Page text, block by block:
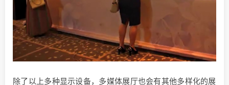
除了以上多种显示设备，多媒体展厅也会有其他多样化的展